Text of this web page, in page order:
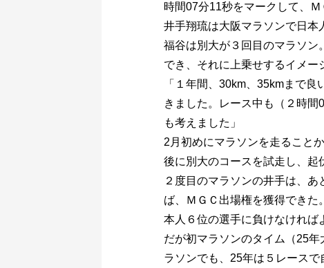
時間07分11秒をマークして、Ｍ
井手翔琉は大阪マラソンで日本
福谷は別大が３回目のマラソ
でき、それに上乗せするイメー
「１年間、30km、35kmまで
きました。レース中も（２時
も考えました」
2月初めにマラソンを走ること
後に別大のコースを試走し、起
２度目のマラソンの井手は、
ば、ＭＧＣ出場権を獲得できた
本人６位の選手に負けなければ
だが初マラソンのタイム（25
ラソンでも、25年は５レース